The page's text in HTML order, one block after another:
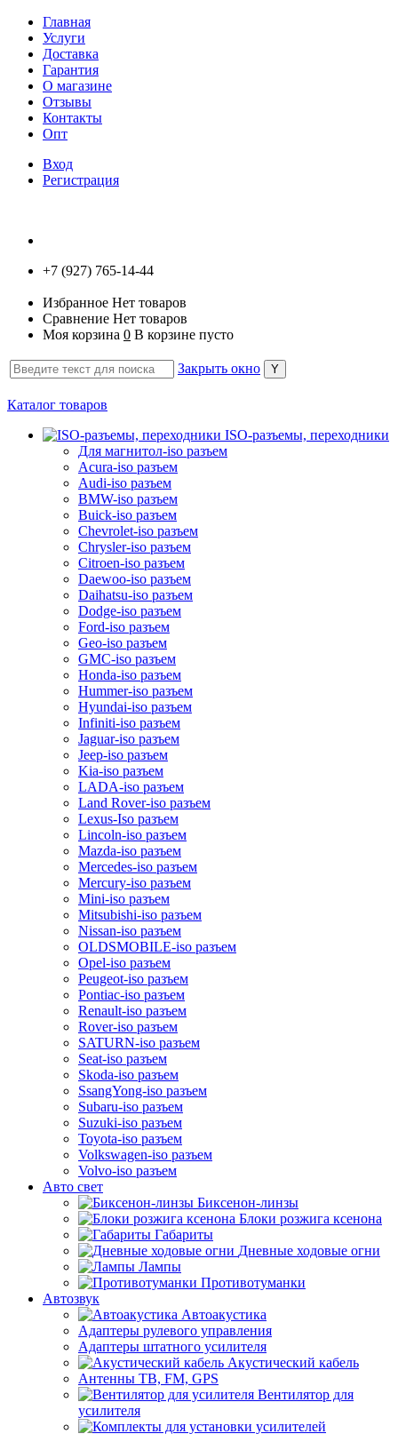
Главная
Услуги
Доставка
Гарантия
О магазине
Отзывы
Контакты
Опт
Вход
Регистрация
+7 (927) 765-14-44
Избранное Нет товаров
Сравнение Нет товаров
Моя корзина 0 В корзине пусто
Закрыть окно
Каталог товаров
ISO-разъемы, переходники
Для магнитол-iso разъем
Acura-iso разъем
Audi-iso разъем
BMW-iso разъем
Buick-iso разъем
Chevrolet-iso разъем
Chrysler-iso разъем
Citroen-iso разъем
Daewoo-iso разъем
Daihatsu-iso разъем
Dodge-iso разъем
Ford-iso разъем
Geo-iso разъем
GMC-iso разъем
Honda-iso разъем
Hummer-iso разъем
Hyundai-iso разъем
Infiniti-iso разъем
Jaguar-iso разъем
Jeep-iso разъем
Kia-iso разъем
LADA-iso разъем
Land Rover-iso разъем
Lexus-Iso разъем
Lincoln-iso разъем
Mazda-iso разъем
Mercedes-iso разъем
Mercury-iso разъем
Mini-iso разъем
Mitsubishi-iso разъем
Nissan-iso разъем
OLDSMOBILE-iso разъем
Opel-iso разъем
Peugeot-iso разъем
Pontiac-iso разъем
Renault-iso разъем
Rover-iso разъем
SATURN-iso разъем
Seat-iso разъем
Skoda-iso разъем
SsangYong-iso разъем
Subaru-iso разъем
Suzuki-iso разъем
Toyota-iso разъем
Volkswagen-iso разъем
Volvo-iso разъем
Авто свет
Биксенон-линзы
Блоки розжига ксенона
Габариты
Дневные ходовые огни
Лампы
Противотуманки
Автозвук
Автоакустика
Адаптеры рулевого управления
Адаптеры штатного усилителя
Акустический кабель
Антенны ТВ, FM, GPS
Вентилятор для
усилителя